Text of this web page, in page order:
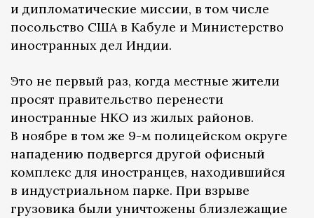
и дипломатические миссии, в том числе
посольство США в Кабуле и Министерство
иностранных дел Индии.
Это не первый раз, когда местные жители
просят правительство перенести
иностранные НКО из жилых районов.
В ноябре в том же 9-м полицейском округе
нападению подвергся другой офисный
комплекс для иностранцев, находившийся
в индустриальном парке. При взрыве
грузовика были уничтожены близлежащие